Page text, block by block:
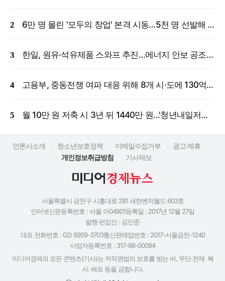
6만 명 몰린 '모두의 창업' 본격 시동…5천 명 선발해 밀착 지원
한일, 원유·석유제품 스와프 추진…에너지 안보 공조 강화
고용부, 중동전쟁 여파 대응 위해 8개 시·도에 130억 원 긴급 투입
월 10만 원 저축 시 3년 뒤 1440만 원…'청년내일저축계좌' 신규 모집
언론사소개 청소년보호정책 이메일수집거부
광고·제휴
개인정보취급방침
기사제보
서울특별시 금천구 시흥대로 281 새한벤처월드 603호
인터넷신문등록번호 : 서울 아04901등록일 : 2017년 12월 27일
발행·편집인 : 김민준
대표 전화번호 : 02) 6959-3703통신판매업번호 : 2017-서울금천-1240
사업자등록번호 : 317-88-00094
미디어경제의 모든 콘텐츠(기사)는 저작권법의 보호를 받는 바, 무단 전재. 복
사. 배포 등을 금합니다.